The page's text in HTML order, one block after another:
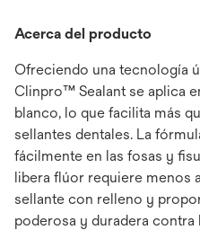
Acerca del producto
Ofreciendo una tecnología
Clinpro™ Sealant se aplica
blanco, lo que facilita más
sellantes dentales. La
fácilmente en las fosas y
libera flúor requiere menos
sellante con relleno y
poderosa y duradera contra